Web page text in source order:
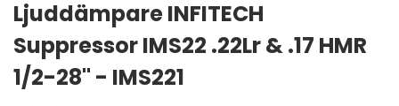
till
början
av
bildgalleriet
Ljuddämpare INFITECH
Suppressor IMS22 .22Lr & .17 HMR
1/2-28" - IMS221